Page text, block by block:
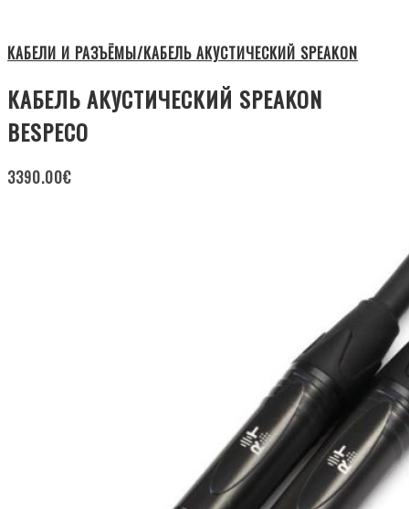
КАБЕЛИ И РАЗЪЁМЫ/КАБЕЛЬ АКУСТИЧЕСКИЙ SPEAKON
КАБЕЛЬ АКУСТИЧЕСКИЙ SPEAKON
BESPECO
3390.00€